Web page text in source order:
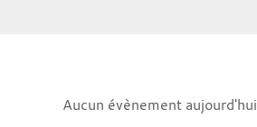
Aucun évènement aujourd'hui